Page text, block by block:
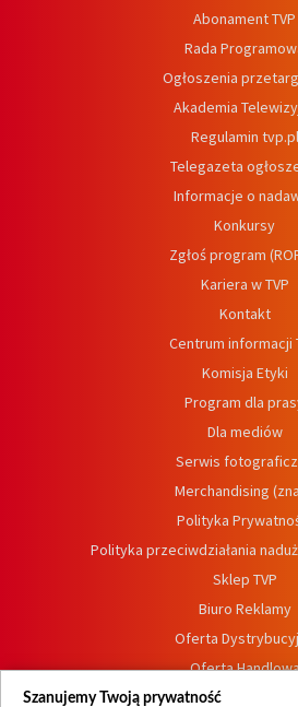
Abonament TVP
Rada
Ogłoszenia
Akademia
Regulamin tvp.pl
Telegazeta
Informacje o
Konkursy
Zgłoś program
Kariera w TVP
Kontakt
Centrum informacji
Komisja Etyki
Program dla
Dla mediów
Serwis
Merchandising
Polityka
Polityka przeciwdziałania
Sklep TVP
Biuro Reklamy
Oferta
Oferta
Dostępność
Szanujemy Twoją prywatność